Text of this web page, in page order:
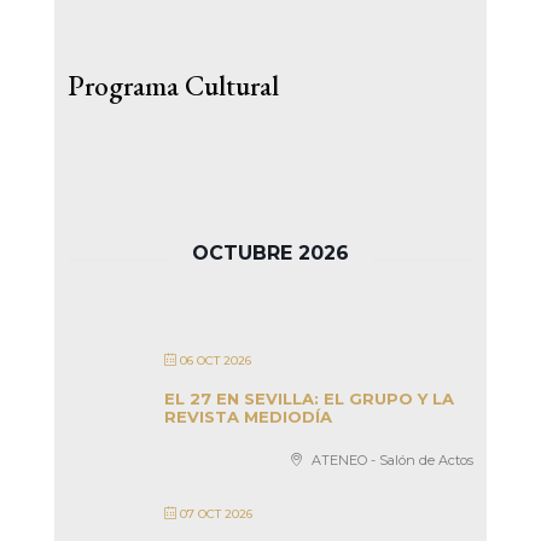
Programa Cultural
OCTUBRE 2026
06 OCT 2026
EL 27 EN SEVILLA: EL GRUPO Y LA
REVISTA MEDIODÍA
ATENEO - Salón de Actos
07 OCT 2026